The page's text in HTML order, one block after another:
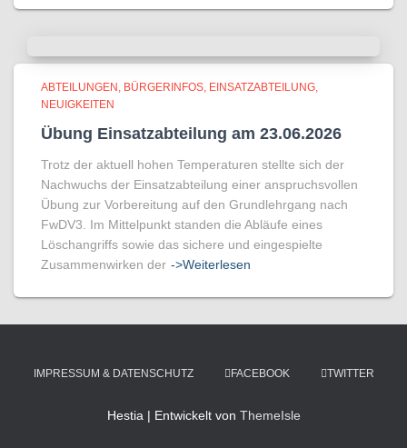
ABTEILUNGEN BÜRGERINFOS EINSATZABTEILUNG
NEUIGKEITEN
Übung Einsatzabteilung am 23.06.2026
Trotz der aktuell hohen Temperaturen stellte sich der
Nachwuchs der Einsatzabteilung einer anspruchsvollen
Übung zur Vorbereitung auf den Grundlehrgang nach
FwDV3. Im Mittelpunkt standen die Abläufe eines
Löschangriffs sowie das sichere und eingespielte
Zusammenwirken der ->Weiterlesen
IMPRESSUM & DATENSCHUTZ FACEBOOK TWITTER
Hestia | Entwickelt von ThemeIsle